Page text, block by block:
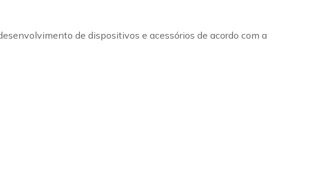
de dispositivos e acessórios de acordo com a